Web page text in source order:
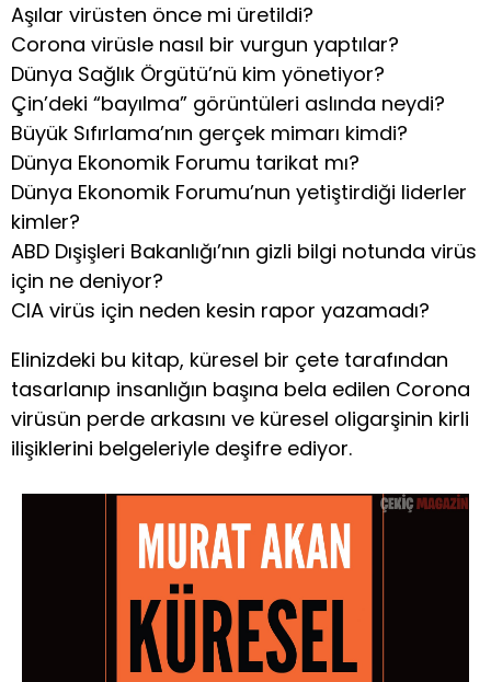
Aşılar virüsten önce mi üretildi?
Corona virüsle nasıl bir vurgun yaptılar?
Dünya Sağlık Örgütü’nü kim yönetiyor?
Çin’deki “bayılma” görüntüleri aslında neydi?
Büyük Sıfırlama’nın gerçek mimarı kimdi?
Dünya Ekonomik Forumu tarikat mı?
Dünya Ekonomik Forumu’nun yetiştirdiği liderler
kimler?
ABD Dışişleri Bakanlığı’nın gizli bilgi notunda virüs
için ne deniyor?
CIA virüs için neden kesin rapor yazamadı?
Elinizdeki bu kitap, küresel bir çete tarafından
tasarlanıp insanlığın başına bela edilen Corona
virüsün perde arkasını ve küresel oligarşinin kirli
ilişiklerini belgeleriyle deşifre ediyor.